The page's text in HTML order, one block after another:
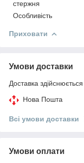
стержня
Особливість
Приховати
Умови доставки
Доставка
Нова Пошта
Всі умови доставки
Умови оплати